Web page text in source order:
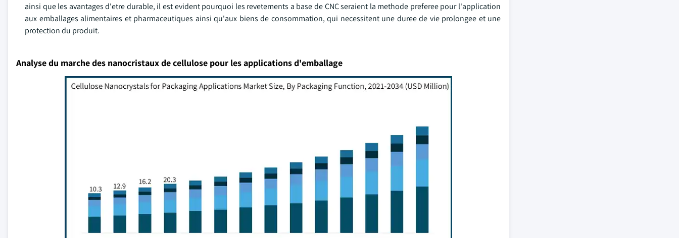
ainsi que les avantages d'etre durable, il est evident pourquoi les revetements a base de CNC seraient la methode preferee pour l'application
aux emballages alimentaires et pharmaceutiques ainsi qu'aux biens de consommation, qui necessitent une duree de vie prolongee et une
protection du produit.
Analyse du marche des nanocristaux de cellulose pour les applications d'emballage